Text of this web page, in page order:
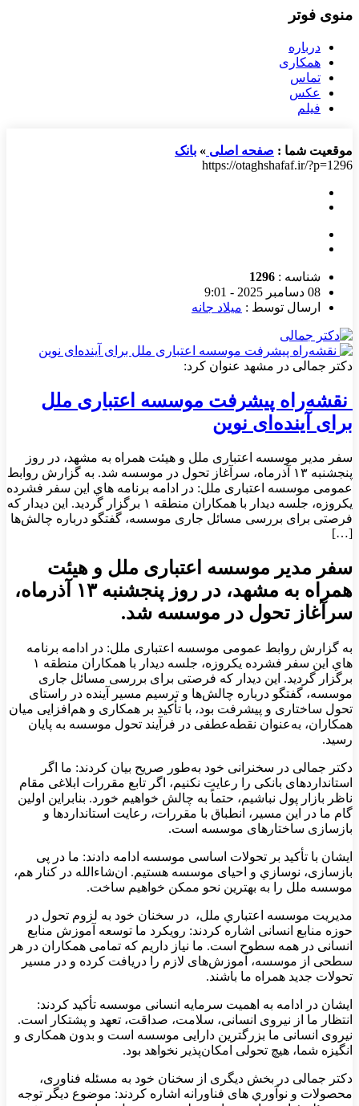
منوی فوتر
درباره
همکاری
تماس
عکس
فیلم
موقعیت شما : صفحه اصلی » بانک
https://otaghshafaf.ir/?p=1296
شناسه : 1296
08 دسامبر 2025 - 9:01
ارسال توسط : میلاد جانه
دکتر جمالی در مشهد عنوان كرد:
نقشه‌راه پیشرفت موسسه اعتباری ملل
برای آینده‌ای نوین
سفر مدیر موسسه اعتباری ملل و هیئت همراه به مشهد، در روز
پنجشنبه ۱۳ آذرماه، سرآغاز تحول در موسسه شد. به گزارش روابط
عمومی موسسه اعتباری ملل: در ادامه برنامه هاي اين سفر فشرده
يكروزه، جلسه ديدار با همكاران منطقه ١ برگزار گرديد. اين ديدار كه
فرصتی برای بررسی مسائل جاری موسسه، گفتگو درباره چالش‌ها
[…]
سفر مدیر موسسه اعتباری ملل و هیئت
همراه به مشهد، در روز پنجشنبه ۱۳ آذرماه،
سرآغاز تحول در موسسه شد.
به گزارش روابط عمومی موسسه اعتباری ملل: در ادامه برنامه
هاي اين سفر فشرده يكروزه، جلسه ديدار با همكاران منطقه ١
برگزار گرديد. اين ديدار كه فرصتی برای بررسی مسائل جاری
موسسه، گفتگو درباره چالش‌ها و ترسیم مسیر آینده در راستای
تحول ساختاری و پیشرفت بود، با تأکید بر همکاری و هم‌افزایی میان
همکاران، به‌عنوان نقطه‌عطفی در فرآیند تحول موسسه به پايان
رسيد.
دکتر جمالی در سخنرانی خود به‌طور صریح بیان کردند: ما اگر
استانداردهای بانکی را رعایت نکنیم، اگر تابع مقررات ابلاغی مقام
ناظر بازار پول نباشيم، حتماً به چالش خواهیم خورد. بنابراین اولین
گام ما در این مسیر، انطباق با مقررات، رعایت استانداردها و
بازسازی ساختارهای موسسه است.
ایشان با تأکید بر تحولات اساسی موسسه ادامه دادند: ما در پی
بازسازی، نوسازي و احیای موسسه هستیم. ان‌شاءالله در کنار هم،
موسسه ملل را به بهترین نحو ممکن خواهیم ساخت.
مديريت موسسه اعتباري ملل، در سخنان خود به لزوم تحول در
حوزه منابع انسانی اشاره کردند: رویکرد ما توسعه آموزش منابع
انسانی در همه سطوح است. ما نیاز داریم که تمامی همکاران در هر
سطحی از موسسه، آموزش‌های لازم را دریافت کرده و در مسیر
تحولات جدید همراه ما باشند.
ایشان در ادامه به اهمیت سرمایه انسانی موسسه تأکید کردند:
انتظار ما از نیروی انسانی، سلامت، صداقت، تعهد و پشتکار است.
نیروی انسانی ما بزرگترین دارایی موسسه است و بدون همکاری و
انگیزه شما، هیچ تحولی امکان‌پذیر نخواهد بود.
دکتر جمالی در بخش دیگری از سخنان خود به مسئله فناوری،
محصولات و نوآوري های فناورانه اشاره کردند: موضوع دیگر توجه